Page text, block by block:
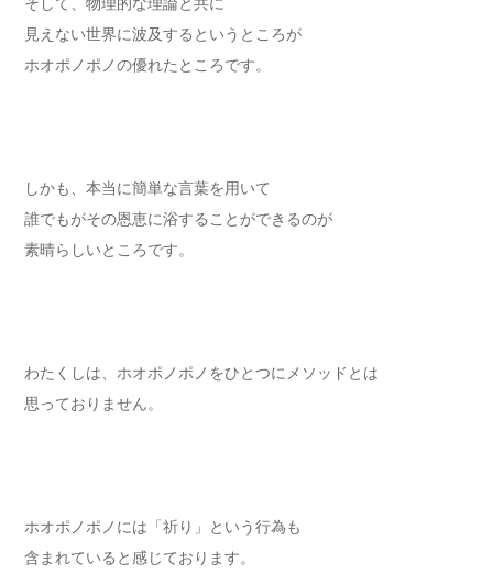
そして、物理的な理論と共に
見えない世界に波及するというところが
ホオポノポノの優れたところです。
しかも、本当に簡単な言葉を用いて
誰でもがその恩恵に浴することができるのが
素晴らしいところです。
わたくしは、ホオポノポノをひとつにメソッドとは
思っておりません。
ホオポノポノには「祈り」という行為も
含まれていると感じております。